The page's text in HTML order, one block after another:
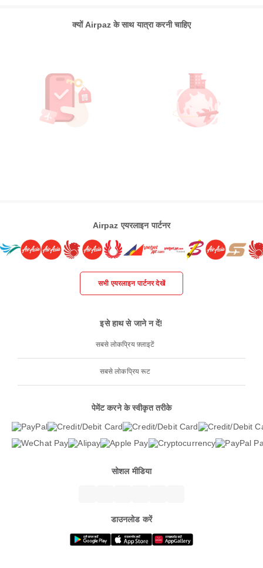
क्यों Airpaz के साथ यात्रा करनी चाहिए
Airpaz एयरलाइन पार्टनर
सभी एयरलाइन पार्टनर देखें
इसे हाथ से जाने न दें!
सबसे लोकप्रिय फ़्लाइटें
सबसे लोकप्रिय रूट
पेमेंट करने के स्वीकृत तरीके
सोशल मीडिया
डाउनलोड करें